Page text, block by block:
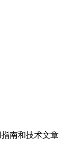
南和技术文章